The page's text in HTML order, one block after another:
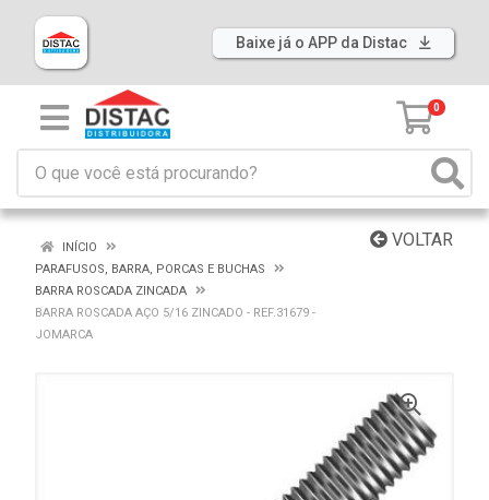
Baixe já o APP da Distac
0
VOLTAR
INÍCIO
PARAFUSOS, BARRA, PORCAS E BUCHAS
BARRA ROSCADA ZINCADA
BARRA ROSCADA AÇO 5/16 ZINCADO - REF.31679 -
JOMARCA